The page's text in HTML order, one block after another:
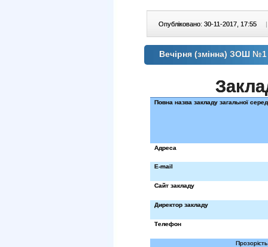
Опубліковано: 30-11-2017, 17:55 |
Вечірня (змінна) ЗОШ №1
Повна назва закладу загальної
Адреса
E-mail
Сайт закладу
Директор закладу
Телефон